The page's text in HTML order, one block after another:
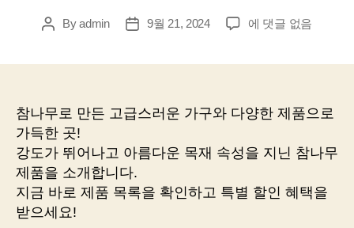
PostByadmin
Post9월 21, 2024
참
쇼
몰
오
에 댓글 없음
참나무로 만든 고급스러운 가구와 다양한 제품으로
가득한 곳!
강도가 뛰어나고 아름다운 목재 속성을 지닌 참나무
제품을 소개합니다.
지금 바로 제품 목록을 확인하고 특별 할인 혜택을
받으세요!